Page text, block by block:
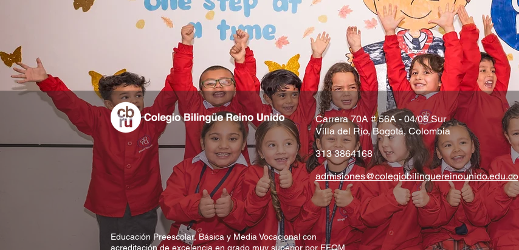
​​Carrera 70A # 56A - 04/08 Sur
Villa del Río, Bogotá, Colombia
313 3864168
admisiones@colegiobilinguereinounido.edu.co
Educación Preescolar, Básica y Media Vocacional con
acreditación de excelencia en grado muy superior por EFQM.